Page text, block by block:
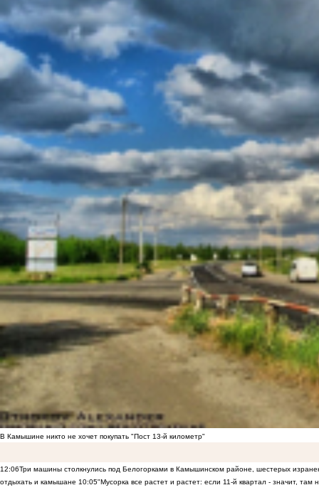
В Камышине никто не хочет покупать "Пост 13-й километр"
12:06Три машины столкнулись под Белогорками в Камышинском районе, шестерых
отдыхать и камышане 10:05"Мусорка все растет и растет: если 11-й квартал - значит,